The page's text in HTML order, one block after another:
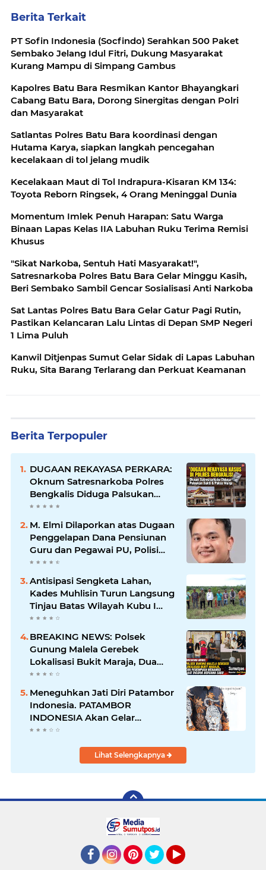
Berita Terkait
PT Sofin Indonesia (Socfindo) Serahkan 500 Paket
Sembako Jelang Idul Fitri, Dukung Masyarakat
Kurang Mampu di Simpang Gambus
Kapolres Batu Bara Resmikan Kantor Bhayangkari
Cabang Batu Bara, Dorong Sinergitas dengan Polri
dan Masyarakat
Satlantas Polres Batu Bara koordinasi dengan
Hutama Karya, siapkan langkah pencegahan
kecelakaan di tol jelang mudik
Kecelakaan Maut di Tol Indrapura-Kisaran KM 134:
Toyota Reborn Ringsek, 4 Orang Meninggal Dunia
Momentum Imlek Penuh Harapan: Satu Warga
Binaan Lapas Kelas IIA Labuhan Ruku Terima Remisi
Khusus
"Sikat Narkoba, Sentuh Hati Masyarakat!",
Satresnarkoba Polres Batu Bara Gelar Minggu Kasih,
Beri Sembako Sambil Gencar Sosialisasi Anti Narkoba
Sat Lantas Polres Batu Bara Gelar Gatur Pagi Rutin,
Pastikan Kelancaran Lalu Lintas di Depan SMP Negeri
1 Lima Puluh
Kanwil Ditjenpas Sumut Gelar Sidak di Lapas Labuhan
Ruku, Sita Barang Terlarang dan Perkuat Keamanan
Berita Terpopuler
DUGAAN REKAYASA PERKARA:
Oknum Satresnarkoba Polres
Bengkalis Diduga Palsukan
Barang Bukti Hingga Paksa
Warga Hadir di TKP
M. Elmi Dilaporkan atas Dugaan
Penggelapan Dana Pensiunan
Guru dan Pegawai PU, Polisi
Pastikan Proses Hukum
Berjalan
Antisipasi Sengketa Lahan,
Kades Muhlisin Turun Langsung
Tinjau Batas Wilayah Kubu I
yang Diduga Diserobot PT Jatim
BREAKING NEWS: Polsek
Gunung Malela Gerebek
Lokalisasi Bukit Maraja, Dua
Perempuan Menangis Saat
Diciduk Bersama Sabu
Meneguhkan Jati Diri Patambor
Indonesia. PATAMBOR
INDONESIA Akan Gelar
RAKERNAS II Di Jakarta.
Lihat Selengkapnya